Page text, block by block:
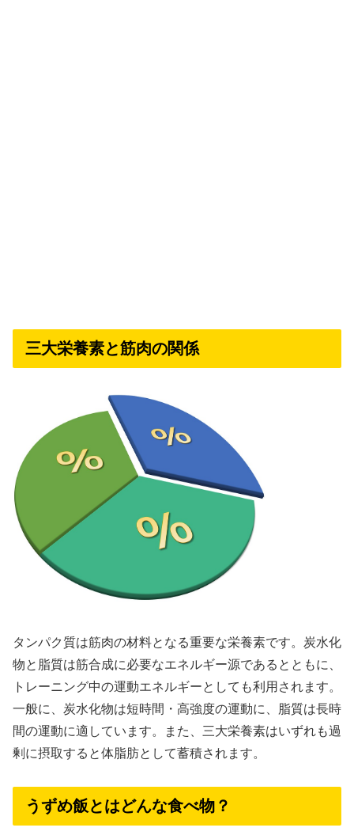
三大栄養素と筋肉の関係
タンパク質は筋肉の材料となる重要な栄養素です。炭水化
物と脂質は筋合成に必要なエネルギー源であるとともに、
トレーニング中の運動エネルギーとしても利用されます。
一般に、炭水化物は短時間・高強度の運動に、脂質は長時
間の運動に適しています。また、三大栄養素はいずれも過
剰に摂取すると体脂肪として蓄積されます。
うずめ飯とはどんな食べ物？